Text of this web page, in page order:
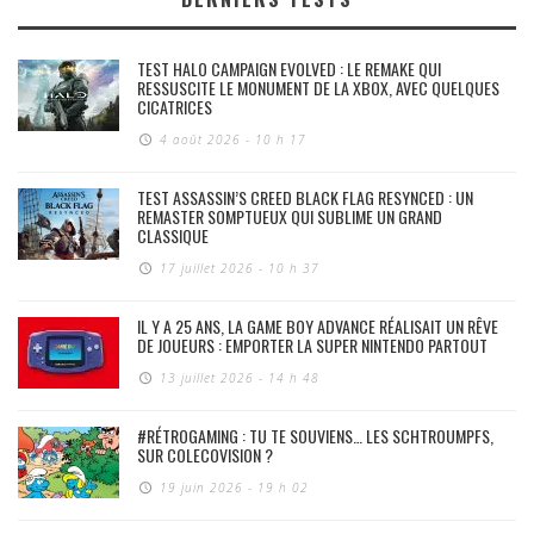
TEST HALO CAMPAIGN EVOLVED : LE REMAKE QUI
RESSUSCITE LE MONUMENT DE LA XBOX, AVEC QUELQUES
CICATRICES
4 août 2026 - 10 h 17
TEST ASSASSIN’S CREED BLACK FLAG RESYNCED : UN
REMASTER SOMPTUEUX QUI SUBLIME UN GRAND
CLASSIQUE
17 juillet 2026 - 10 h 37
IL Y A 25 ANS, LA GAME BOY ADVANCE RÉALISAIT UN RÊVE
DE JOUEURS : EMPORTER LA SUPER NINTENDO PARTOUT
13 juillet 2026 - 14 h 48
#RÉTROGAMING : TU TE SOUVIENS… LES SCHTROUMPFS,
SUR COLECOVISION ?
19 juin 2026 - 19 h 02